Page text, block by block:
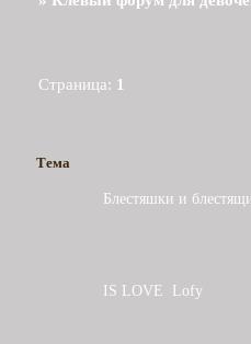
Страница: 1
Тема
Блестяшки и
IS LOVE Lofy